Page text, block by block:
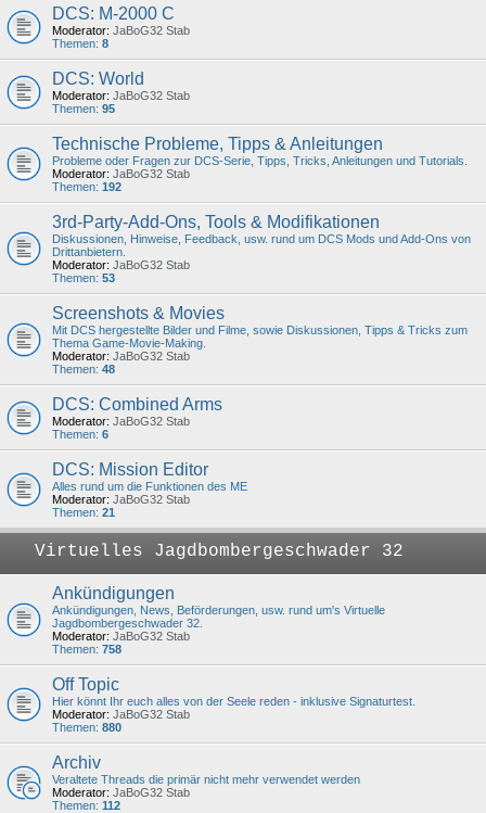
DCS: M-2000 C
Moderator: JaBoG32 Stab
Themen: 8
DCS: World
Moderator: JaBoG32 Stab
Themen: 95
Technische Probleme, Tipps & Anleitungen
Probleme oder Fragen zur DCS-Serie, Tipps, Tricks, Anleitungen und Tutorials.
Moderator: JaBoG32 Stab
Themen: 192
3rd-Party-Add-Ons, Tools & Modifikationen
Diskussionen, Hinweise, Feedback, usw. rund um DCS Mods und Add-Ons von
Drittanbietern.
Moderator: JaBoG32 Stab
Themen: 53
Screenshots & Movies
Mit DCS hergestellte Bilder und Filme, sowie Diskussionen, Tipps & Tricks zum
Thema Game-Movie-Making.
Moderator: JaBoG32 Stab
Themen: 48
DCS: Combined Arms
Moderator: JaBoG32 Stab
Themen: 6
DCS: Mission Editor
Alles rund um die Funktionen des ME
Moderator: JaBoG32 Stab
Themen: 21
Virtuelles Jagdbombergeschwader 32
Ankündigungen
Ankündigungen, News, Beförderungen, usw. rund um's Virtuelle
Jagdbombergeschwader 32.
Moderator: JaBoG32 Stab
Themen: 758
Off Topic
Hier könnt Ihr euch alles von der Seele reden - inklusive Signaturtest.
Moderator: JaBoG32 Stab
Themen: 880
Archiv
Veraltete Threads die primär nicht mehr verwendet werden
Moderator: JaBoG32 Stab
Themen: 112